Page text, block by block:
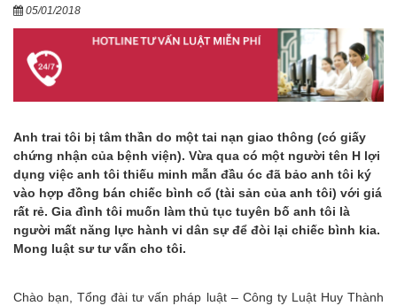
05/01/2018
Anh trai tôi bị tâm thần do một tai nạn giao thông (có giấy
chứng nhận của bệnh viện). Vừa qua có một người tên H lợi
dụng việc anh tôi thiếu minh mẫn đầu óc đã bảo anh tôi ký
vào hợp đồng bán chiếc bình cổ (tài sản của anh tôi) với giá
rất rẻ. Gia đình tôi muốn làm thủ tục tuyên bố anh tôi là
người mất năng lực hành vi dân sự để đòi lại chiếc bình kia.
Mong luật sư tư vấn cho tôi.
Chào bạn, Tổng đài tư vấn pháp luật – Công ty Luật Huy Thành